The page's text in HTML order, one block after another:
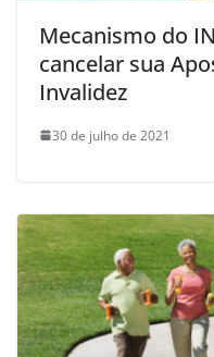
Mecanismo do
cancelar sua
Invalidez
30 de julho de 2021